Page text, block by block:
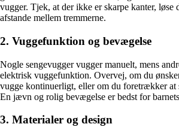
vugger. Tjek, at der ikke er skarpe kanter, løse
afstande mellem tremmerne.
2. Vuggefunktion og bevægelse
Nogle sengevugger vugger manuelt, mens
elektrisk vuggefunktion. Overvej, om du
vugge kontinuerligt, eller om du foretrækker at
En jævn og rolig bevægelse er bedst for
3. Materialer og design